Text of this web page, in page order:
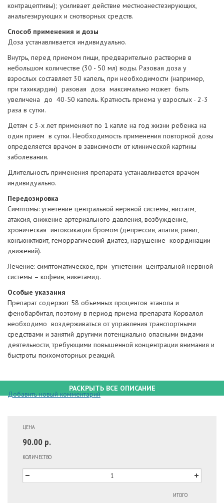
контрацептивы); усиливает действие местноанестезирующих,
анальгезирующих и снотворных средств.
Способ применения и дозы
Доза устанавливается индивидуально.
Внутрь, перед приемом пищи, предварительно растворив в
небольшом количестве (30 - 50 мл) воды. Разовая доза у
взрослых составляет 30 капель, при необходимости (например,
при тахикардии) разовая доза максимально может быть
увеличена до 40-50 капель. Кратность приема у взрослых - 2-3
раза в сутки.
Детям с 3-х лет применяют по 1 капле на год жизни ребенка на
один прием в сутки. Необходимость применения повторной дозы
определяется врачом в зависимости от клинической картины
заболевания.
Длительность применения препарата устанавливается врачом
индивидуально.
Передозировка
Симптомы: угнетение центральной нервной системы, нистагм,
атаксия, снижение артериального давления, возбуждение,
хроническая интоксикация бромом (депрессия, апатия, ринит,
конъюнктивит, геморрагический диатез, нарушение координации
движений).
Лечение: симптоматическое, при угнетении центральной нервной
системы – кофеин, никетамид.
Особые указания
Препарат содержит 58 объемных процентов этанола и
фенобарбитал, поэтому в период приема препарата Корвалол
необходимо воздерживаться от управления транспортными
средствами и занятий другими потенциально опасными видами
деятельности, требующими повышенной концентрации внимания и
быстроты психомоторных реакций.
РАСКРЫТЬ ВСЕ ОПИСАНИЕ
Добавить новый комментарий
ЦЕНА
90.00 р.
КОЛИЧЕСТВО
ИТОГО